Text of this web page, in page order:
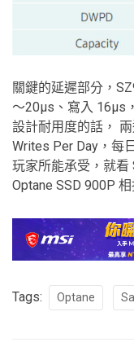
關鍵的延遲部分，
～20µs、寫入 16µs
設計耐用度的話，
Writes Per Day，每
玩家所能承受，就看
Optane SSD 900P
Tags: Optane